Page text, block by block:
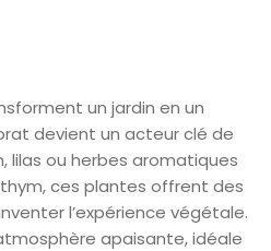
un jardin en un
devient un acteur clé de
lilas ou herbes aromatiques
ces plantes offrent des
l’expérience végétale.
apaisante, idéale